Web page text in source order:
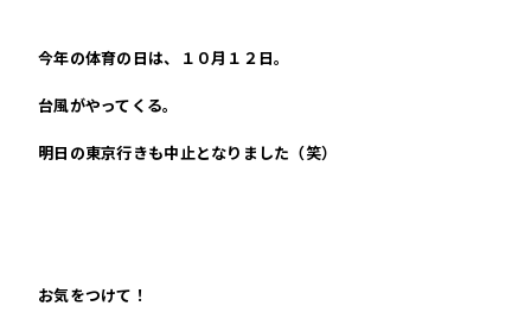
今年の体育の日は、１０月１２日。
台風がやってくる。
明日の東京行きも中止となりました（笑）
お気をつけて！